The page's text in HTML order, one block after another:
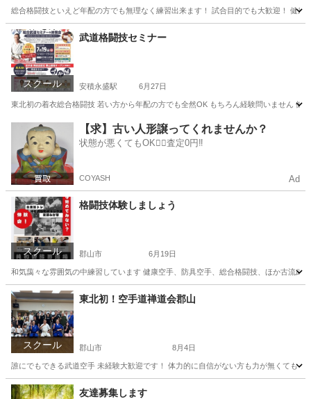
総合格闘技といえど年配の方でも無理なく練習出来ます！ 試合目的でも大歓迎！ 健
福島 郡山市 空手/他格闘技
スクール
武道格闘技セミナー
安積永盛駅 6月27日
東北初の着衣総合格闘技 若い方から年配の方でも全然OK もちろん経験問いません
郡山市 安積永盛駅 空手/他格闘技 格闘技
【求】古い人形譲ってくれませんか？
状態が悪くてもOK🙆‍♀️査定0円‼️
COYASH Ad
スクール
格闘技体験しましょう
郡山市 6月19日
和気藹々な雰囲気の中練習しています 健康空手、防具空手、総合格闘技、ほか古流
福島 郡山市 空手/他格闘技 格闘技
スクール
東北初！空手道禅道会郡山
郡山市 8月4日
誰にでもできる武道空手 未経験大歓迎です！ 体力的に自信がない方も力が無くても
福島 郡山市 空手/他格闘技
友達募集します